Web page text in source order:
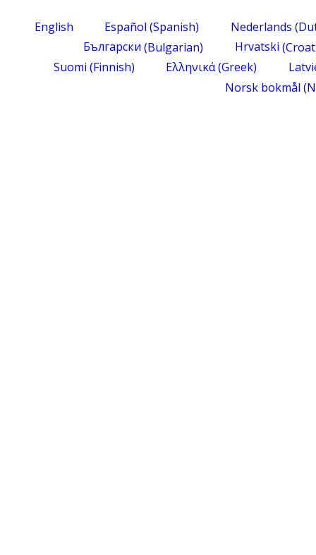
English Español (Spanish) Nederlands (
Български (Bulgarian) Hrvatski (
Suomi (Finnish) Ελληνικά(Greek)
Norsk bokmål (